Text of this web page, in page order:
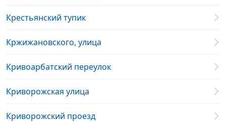
Крестьянский тупик
Кржижановского, улица
Кривоарбатский переулок
Криворожская улица
Криворожский проезд